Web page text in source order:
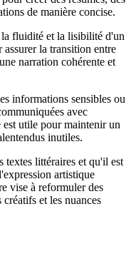
de manière concise.
fluidité et la lisibilité d'un
la transition entre
narration cohérente et
informations sensibles ou
avec
est utile pour maintenir un
inutiles.
textes littéraires et qu'il est
artistique
vise à reformuler des
créatifs et les nuances